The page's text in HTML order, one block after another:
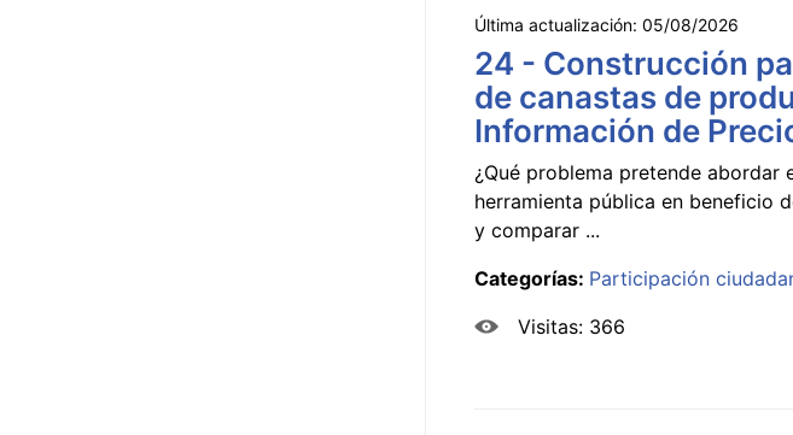
Última actualización: 05/08/2026
24 - Construcción
de canastas de
Información de
¿Qué problema pretende abordar
herramienta pública en beneficio
y comparar ...
Categorías: Participación
Visitas: 366